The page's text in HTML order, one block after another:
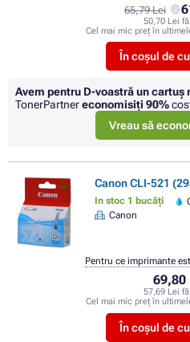
65,79 Lei
50,70 Lei
Cel mai mic preț în
În coșul de
Avem pentru D-voastră un cartuș
TonerPartnereconomisiţi 90%
Vreau să
Canon CLI-521
In stoc 1 bucăți
Canon
69,80
57,69 Lei
Cel mai mic preț în
În coșul de
Pentru ce imprimante